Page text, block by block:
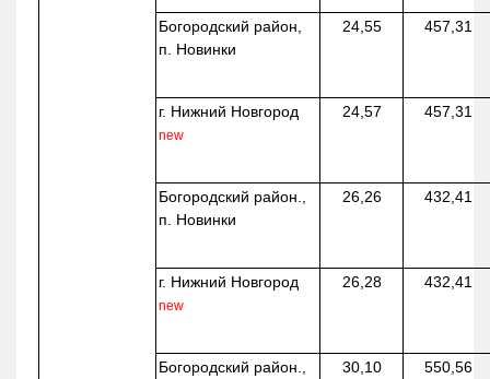
Богородский район,
п. Новинки
24,55 457,31
г. Нижний Новгород
new
24,57 457,31
Богородский район.,
п. Новинки
26,26 432,41
г. Нижний Новгород
new
26,28 432,41
Богородский район.,
30,10 550,56